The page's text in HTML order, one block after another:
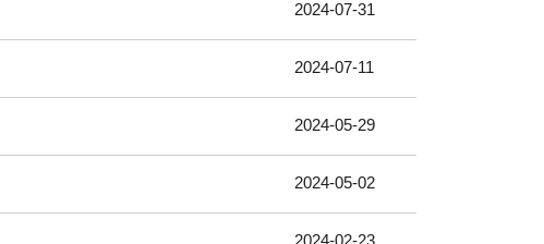
2024-07-31
2024-07-11
2024-05-29
2024-05-02